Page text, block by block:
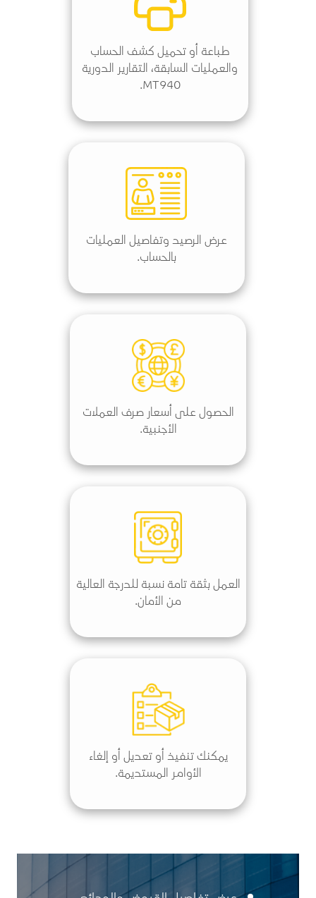
طباعة أو تحميل كشف الحساب
والعمليات السابقة، التقارير الدورية
MT940.
عرض الرصيد وتفاصيل العمليات
بالحساب.
الحصول على أسعار صرف العملات
الأجنبية.
العمل بثقة تامة نسبة للدرجة العالية
من الأمان.
يمكنك تنفيذ أو تعديل أو إلغاء
الأوامر المستديمة.